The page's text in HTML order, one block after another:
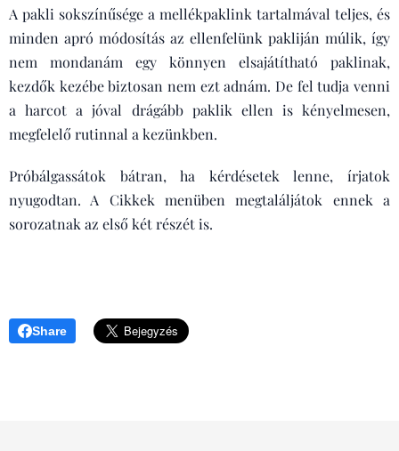
A pakli sokszínűsége a mellékpaklink tartalmával teljes, és
minden apró módosítás az ellenfelünk pakliján múlik, így
nem mondanám egy könnyen elsajátítható paklinak,
kezdők kezébe biztosan nem ezt adnám. De fel tudja venni
a harcot a jóval drágább paklik ellen is kényelmesen,
megfelelő rutinnal a kezünkben.
Próbálgassátok bátran, ha kérdésetek lenne, írjatok
nyugodtan. A Cikkek menüben megtaláljátok ennek a
sorozatnak az első két részét is.
Share